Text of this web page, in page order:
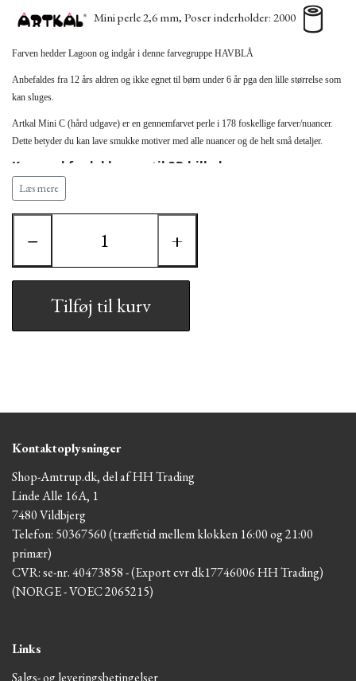
Mini perle 2,6 mm, Poser inderholder: 2000
Farven hedder Lagoon og indgår i denne farvegruppe HAVBLÅ
Anbefaldes fra 12 års aldren og ikke egnet til børn under 6 år pga den lille størrelse som
kan sluges.
Artkal Mini C (hård udgave) er en gennemfarvet perle i 178 foskellige farver/nuancer.
Dette betyder du kan lave smukke motiver med alle nuancer og de helt små detaljer.
Kan med fordel bruges til 3D billeder.
Bemærk at Artkal perlen måler 2,6 mm hvilket
Læs mere
− +
Tilføj til kurv
Kontaktoplysninger
Shop-Amtrup.dk, del af HH Trading
Linde Alle 16A, 1
7480 Vildbjerg
Telefon: 50367560 (træffetid mellem klokken 16:00 og 21:00
primær)
CVR: se-nr. 40473858 - (Export cvr dk17746006 HH Trading)
(NORGE - VOEC 2065215)
Links
Salgs- og leveringsbetingelser